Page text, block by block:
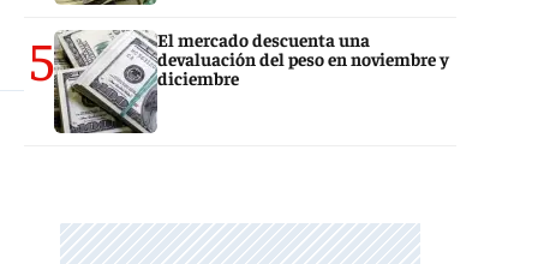
5
El mercado descuenta una
devaluación del peso en noviembre y
diciembre